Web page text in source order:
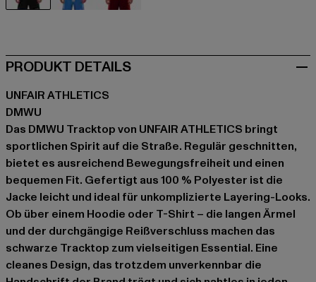
PRODUKT DETAILS
UNFAIR ATHLETICS
DMWU
Das DMWU Tracktop von UNFAIR ATHLETICS bringt
sportlichen Spirit auf die Straße. Regulär geschnitten,
bietet es ausreichend Bewegungsfreiheit und einen
bequemen Fit. Gefertigt aus 100 % Polyester ist die
Jacke leicht und ideal für unkomplizierte Layering-Looks.
Ob über einem Hoodie oder T-Shirt – die langen Ärmel
und der durchgängige Reißverschluss machen das
schwarze Tracktop zum vielseitigen Essential. Eine
cleanes Design, das trotzdem unverkennbar die